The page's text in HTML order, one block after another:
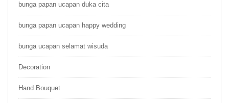
bunga papan ucapan duka cita
bunga papan ucapan happy wedding
bunga ucapan selamat wisuda
Decoration
Hand Bouquet